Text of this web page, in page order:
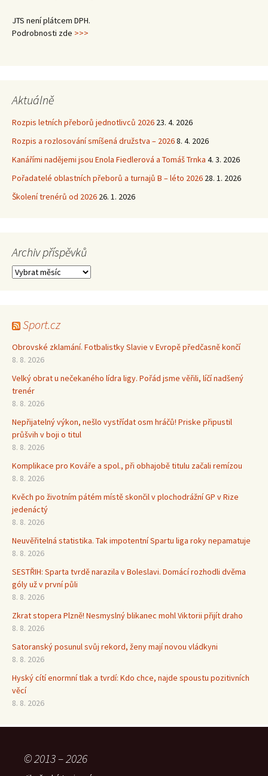
JTS není plátcem DPH.
Podrobnosti zde >>>
Aktuálně
Rozpis letních přeborů jednotlivců 2026 23. 4. 2026
Rozpis a rozlosování smíšená družstva – 20268. 4. 2026
Kanářími nadějemi jsou Enola Fiedlerová a Tomáš Trnka 4. 3. 2026
Pořadatelé oblastních přeborů a turnajů B – léto 2026 28. 1. 2026
Školení trenérů od 2026 26. 1. 2026
Archiv příspěvků
Archiv
Sport.cz
Obrovské zklamání. Fotbalistky Slavie v Evropě předčasně končí
8. 8. 2026
Velký obrat u nečekaného lídra ligy. Pořád jsme věřili, líčí nadšený
trenér
8. 8. 2026
Nepřijatelný výkon, nešlo vystřídat osm hráčů! Priske připustil
průšvih v boji o titul
8. 8. 2026
Komplikace pro Kováře a spol., při obhajobě titulu začali remízou
8. 8. 2026
Kvěch po životním pátém místě skončil v plochodrážní GP v Rize
jedenáctý
8. 8. 2026
Neuvěřitelná statistika. Tak impotentní Spartu liga roky nepamatuje
8. 8. 2026
SESTŘIH: Sparta tvrdě narazila v Boleslavi. Domácí rozhodli dvěma
góly už v první půli
8. 8. 2026
Zkrat stopera Plzně! Nesmyslný blikanec mohl Viktorii přijít draho
8. 8. 2026
Satoranský posunul svůj rekord, ženy mají novou vládkyni
8. 8. 2026
Hyský cítí enormní tlak a tvrdí: Kdo chce, najde spoustu pozitivních
věcí
8. 8. 2026
© 2013 – 2026